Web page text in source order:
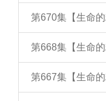
第670集【生命
第668集【生命
第667集【生命